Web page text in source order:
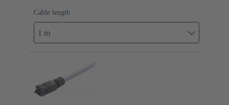
Cable length
1 m